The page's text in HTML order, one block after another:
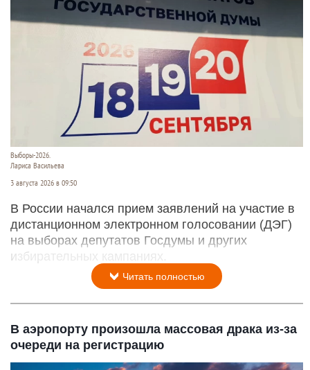
Выборы-2026.
Лариса Васильева
3 августа 2026 в 09:50
В России начался прием заявлений на участие в
дистанционном электронном голосовании (ДЭГ)
на выборах депутатов Госдумы и других
избирательных кампаниях.
Читать полностью
В аэропорту произошла массовая драка из-за
очереди на регистрацию